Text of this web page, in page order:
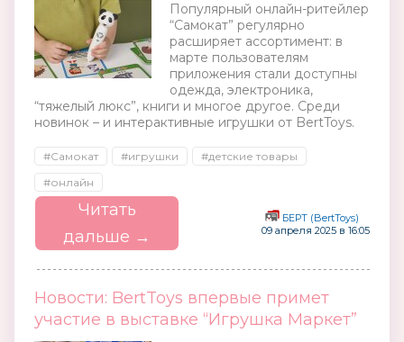
Популярный онлайн-ритейлер
“Самокат” регулярно
расширяет ассортимент: в
марте пользователям
приложения стали доступны
одежда, электроника,
“тяжелый люкс”, книги и многое другое. Среди
новинок – и интерактивные игрушки от BertToys.
#Самокат #игрушки
#детские товары
#онлайн
Читать
дальше →
БЕРТ (BertToys)
09 апреля 2025 в 16:05
Новости: BertToys впервые примет
участие в выставке “Игрушка Маркет”